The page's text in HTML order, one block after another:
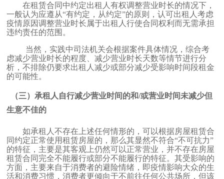
在租赁合同中约定出租人有权调整营业时长的情况下，
一般认为应遵从“有约定，从约定”的原则，认可出租人考虑
疫情原因调整营业时长属于出租人行使合同权利而无需承担
违约责任的范围。
当然，实践中司法机关会根据案件具体情况，综合考
虑减少营业时长的程度、减少营业时长天数等情节进行分
析，不排除仍要求出租人减少或部分减少受影响时间段租金
的可能性。
（三）承租人自行减少营业时间的和/或营业时间未减少但
生意不佳的
如承租人不存在上述任何情形的，可以根据房屋租赁合
同约定正常使用租赁房屋的，那么其显然不符合“不可抗力”
的特征，主要是其客观上仍然可以正常营业，并不存在房屋
租赁合同完全不能履行或部分不能履行的特征。其受影响的
方面，主要来自于消费者的避险情绪，即疫情影响大众的生
活和消费习惯，消费者更倾向于不前往任何公共场所，但该